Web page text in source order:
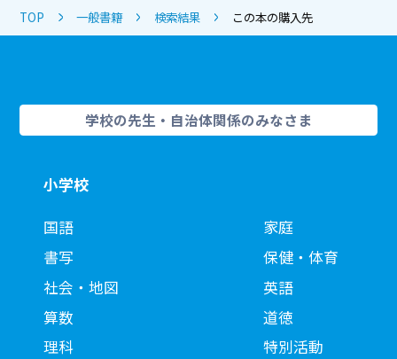
TOP 一般書籍 検索結果 この本の購入先
学校の先生・自治体関係のみなさま
小学校
国語
書写
社会・地図
算数
理科
家庭
保健・体育
英語
道徳
特別活動